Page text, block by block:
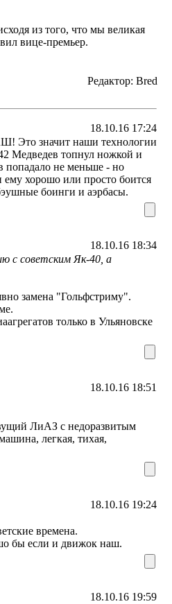
из того, что мы великая
вице-премьер.
Редактор: Bred
18.10.16 17:24
Это значит наши технологии
Медведев топнул ножкой и
попадало не меньше - но
ему хорошо или просто боится
боинги и аэрбасы.
18.10.16 18:34
с советским Як-40, а
замена "Гольфстриму".
только в Ульяновске
18.10.16 18:51
ЛиАЗ с недоразвитым
легкая, тихая,
18.10.16 19:24
времена.
бы если и движок наш.
18.10.16 19:59